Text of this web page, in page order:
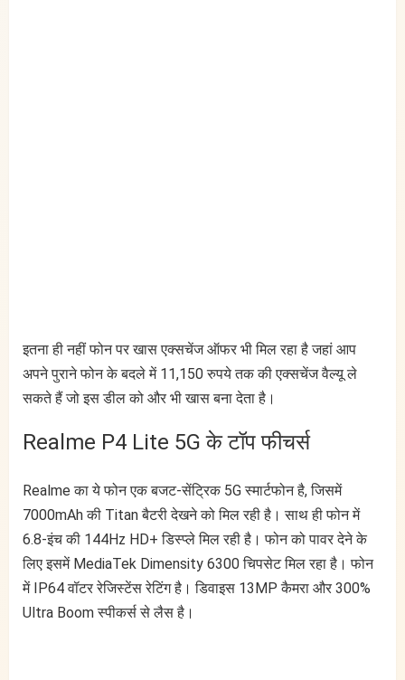
इतना ही नहीं फोन पर खास एक्सचेंज ऑफर भी मिल रहा है जहां आप
अपने पुराने फोन के बदले में 11,150 रुपये तक की एक्सचेंज वैल्यू ले
सकते हैं जो इस डील को और भी खास बना देता है।
Realme P4 Lite 5G के टॉप फीचर्स
Realme का ये फोन एक बजट-सेंट्रिक 5G स्मार्टफोन है, जिसमें
7000mAh की Titan बैटरी देखने को मिल रही है। साथ ही फोन में
6.8-इंच की 144Hz HD+ डिस्प्ले मिल रही है। फोन को पावर देने के
लिए इसमें MediaTek Dimensity 6300 चिपसेट मिल रहा है। फोन
में IP64 वॉटर रेजिस्टेंस रेटिंग है। डिवाइस 13MP कैमरा और 300%
Ultra Boom स्पीकर्स से लैस है।